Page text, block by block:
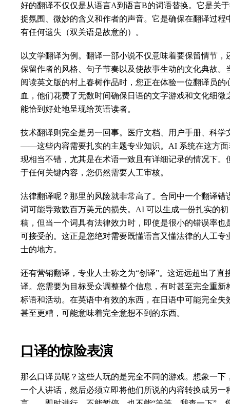
好的翻译不仅仅是从语言A到语言B的词语替换。它是关
捉氛围、微妙的含义和作者的声音。它是确保在翻译过程
有任何遗失（双关语是故意的）。
以文学翻译为例。翻译一部小说不仅意味着要保留情节，
保留作者的风格、句子节奏以及使故事生动的文化典故。
阅读英文版的村上春树作品时，您正在体验一位翻译员的
血，他们花费了无数时间确保日语的文字游戏和文化细微
能恰到好处地呈现给英语读者。
技术翻译则完全是另一回事。医疗文档、用户手册、科学
——这些内容需要扎实的主题专业知识。AI 系统在这方面
现相当不错，尤其是在术语一致且有详细记录的情况下。
于任何关键内容，您仍然需要人工审核。
法律翻译呢？那里的风险就非常高了。合同中一个翻译错
词可能导致数百万美元的损失。AI 可以生成一份扎实的初
稿，但当一个词具有法律效力时，即使是很小的错误率也
可接受的。这正是您绝对需要既懂语言又懂法律的人工专
士的地方。
还有营销翻译，专业人士称之为“创译”。这远远超出了直
译。您需要为目标受众调整整个信息，有时甚至完全重新
标语和活动。在英语中有效的东西，在日语中可能完全失
甚至更糟，可能意味着完全意想不到的东西。
口译的惊险表演
那么口译员呢？这些人玩的是完全不同的游戏。想象一下
一个人讲话，然后必须立即将他们所说的内容转换成另一